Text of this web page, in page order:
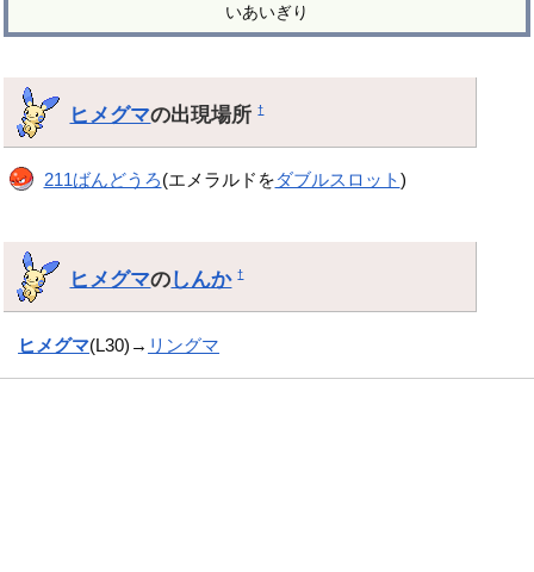
いあいぎり
ヒメグマの出現場所†
211ばんどうろ(エメラルドをダブルスロット)
ヒメグマのしんか †
ヒメグマ(L30)→ リングマ